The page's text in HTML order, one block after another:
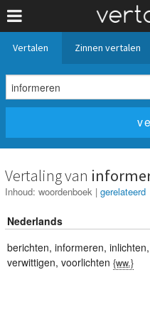
Vertalen Zinnen vertalen
Vertaling van
Inhoud: woordenboek | gerelateerd
Nederlands
berichten, informeren, inlichten,
verwittigen, voorlichten {ww.}